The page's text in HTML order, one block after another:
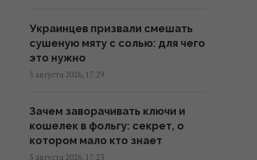
07:30 четверг, 06 августа 2026
Сегодня - Яблочный Спас: как
07:30 четверг, 06 августа 2026
Что за праздник
Украинцев призвали смешать
сушеную мяту с солью: для чего
это нужно
5 августа 2026, 17:29
Зачем заворачивать ключи и
кошелек в фольгу: секрет, о
котором мало кто знает
5 августа 2026, 17:23